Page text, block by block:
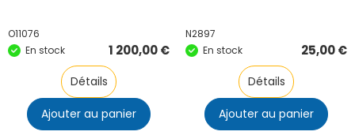
O11076
En stock
1 200,00€
Détails
Ajouter au panier
N2897
En stock
25,00€
Détails
Ajouter au panier